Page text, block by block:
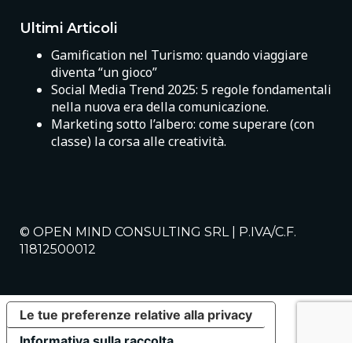
Ultimi Articoli
Gamification nel Turismo: quando viaggiare
diventa “un gioco”
Social Media Trend 2025: 5 regole fondamentali
nella nuova era della comunicazione.
Marketing sotto l’albero: come superare (con
classe) la corsa alle creatività.
© OPEN MIND CONSULTING SRL | P.IVA/C.F.
11812500012
Le tue preferenze relative alla privacy